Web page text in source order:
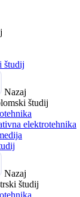
študij
Nazaj
študij
elektrotehnika
Nazaj
študij